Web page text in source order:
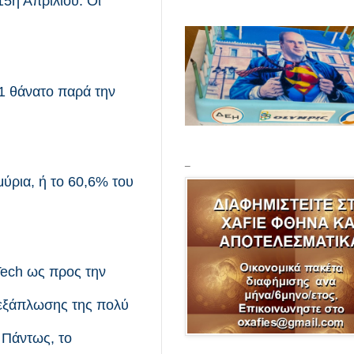
θάνατο παρά την
ή το 60,6% του
ως προς την
της πολύ
Πάντως, το